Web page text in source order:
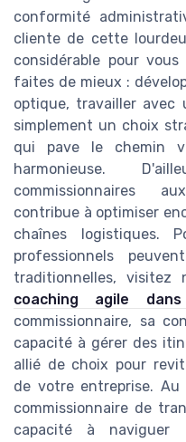
conformité
cliente de cette
considérable pour
faites de mieux :
optique, travailler avec
simplement un choix
qui pave le chemin
harmonieuse.
commissionnaires
contribue à optimiser
chaînes logistiques.
professionnels
traditionnelles,
coaching agile
commissionnaire, sa
capacité à gérer des
allié de choix pour
de votre entreprise.
commissionnaire de
capacité à naviguer